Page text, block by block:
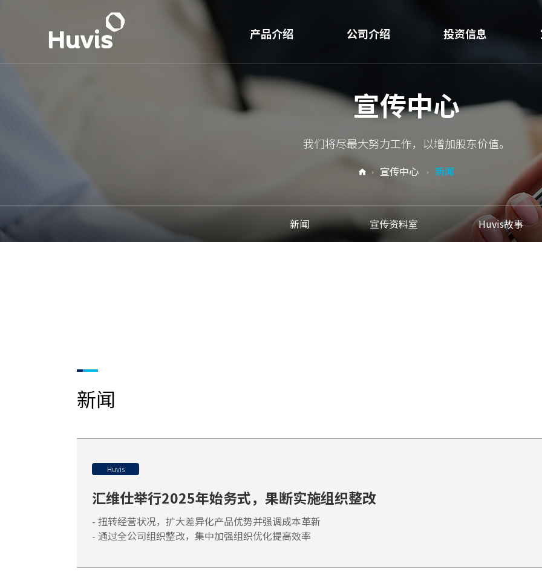
产品介绍
S H E
生活用材料
公司介绍
CEO致辞
营业场地介绍
研发
投资信息
财务信息
宣传中心
我们将尽最大努力工作，以增加股东价值。
宣传中心 新闻
新闻 宣传资料室 Huvis故事
新闻
Huvis
汇维仕举行2025年始务式，果断实施组织整改
- 扭转经营状况，扩大差异化产品优势并强调成本革新
- 通过全公司组织整改，集中加强组织优化提高效率